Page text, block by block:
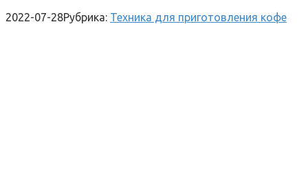
2022-07-28Рубрика: Техника для приготовления кофе